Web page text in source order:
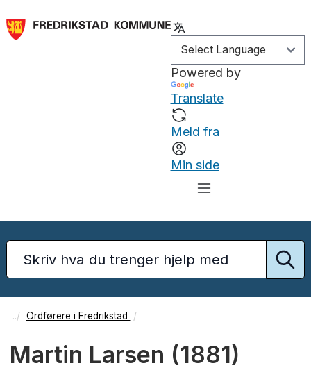
Powered by
Translate
Meld fra
Min side
Ordførere i Fredrikstad
Martin Larsen (1881)